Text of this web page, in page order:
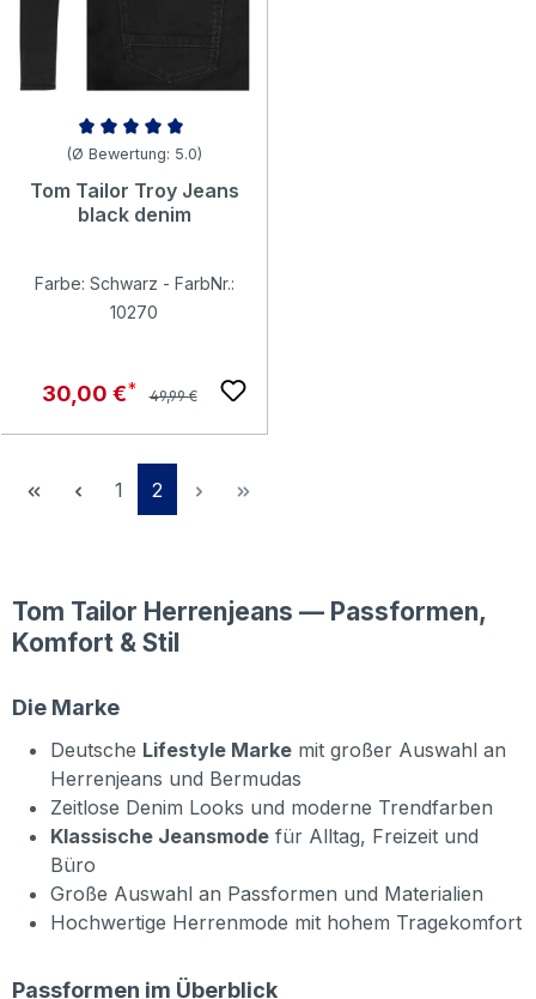
Durchschnittliche Bewertung von 5 von 5 Sternen
(Ø Bewertung: 5.0)
Tom Tailor Troy Jeans
black denim
Farbe: Schwarz - FarbNr.:
10270
Verkaufspreis:
30,00 € Regulärer Preis:
49,99 €
Seite
1 Seite
2
Tom Tailor Herrenjeans — Passformen,
Komfort & Stil
Die Marke
Deutsche Lifestyle Marke mit großer Auswahl an
Herrenjeans und Bermudas
Zeitlose Denim Looks und moderne Trendfarben
Klassische Jeansmode für Alltag, Freizeit und
Büro
Große Auswahl an Passformen und Materialien
Hochwertige Herrenmode mit hohem Tragekomfort
Passformen im Überblick